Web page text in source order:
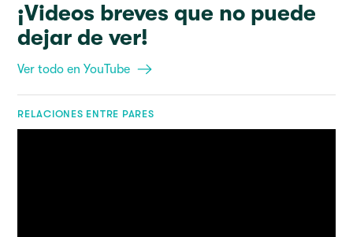
¡Videos breves que no puede
dejar de ver!
Ver todo en YouTube
RELACIONES ENTRE PARES